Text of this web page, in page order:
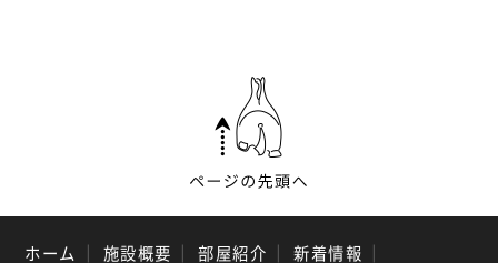
ホーム ｜ 施設概要 ｜ 部屋紹介 ｜ 新着情報 ｜